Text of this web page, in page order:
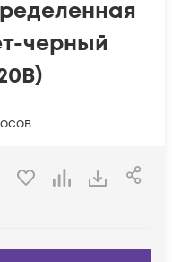
черный